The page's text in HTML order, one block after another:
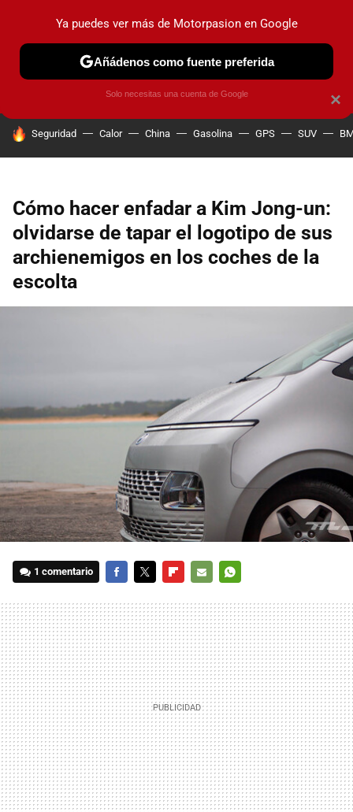
PRUEBAS COCHES ELÉCTRICOS OBSERVATORIO
HOY SE HABLA DE
Seguridad Calor China Gasolina GPS SUV
Cómo hacer enfadar a Kim Jong-un:
olvidarse de tapar el logotipo de sus
archienemigos en los coches de la
escolta
1 comentario
MAIL
×
Ya puedes ver más de Motorpasion en Google
Añádenos como fuente preferida
Solo necesitas una cuenta de Google